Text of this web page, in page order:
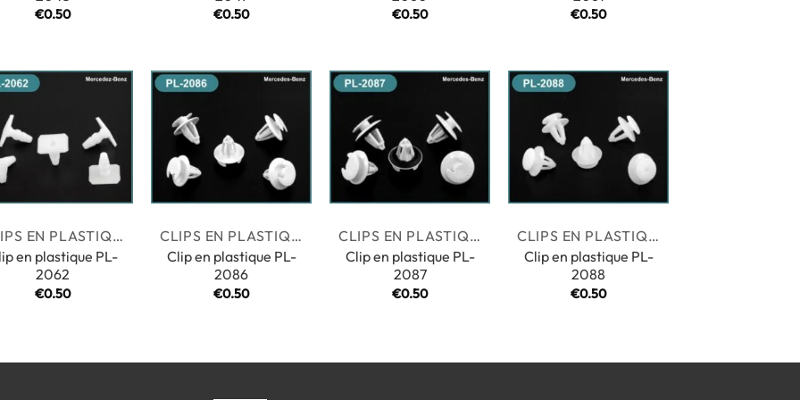
€0.50 €0.50 €0.50 €0.50
CLIPS EN PLASTIQUE
en plastique PL-
2062
€0.50
CLIPS EN PLASTIQUE
Clip en plastique PL-
2086
€0.50
CLIPS EN PLASTIQUE
Clip en plastique PL-
2087
€0.50
CLIPS EN PLASTIQUE
Clip en plastique PL-
2088
€0.50